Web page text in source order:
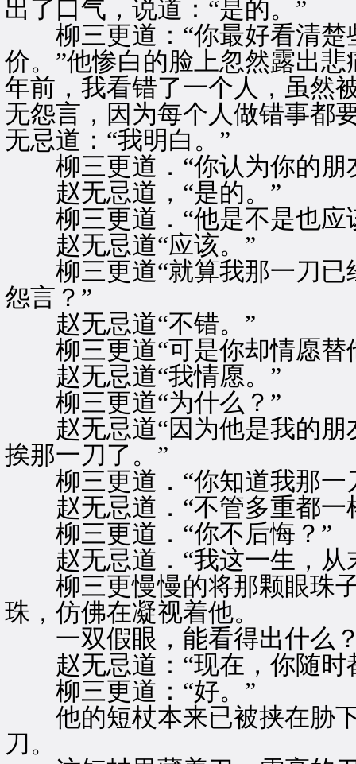
出了口气，说道：“是的。”
柳三更道：“你最好看清楚
价。”他惨白的脸上忽然露出
年前，我看错了一个人，虽然
无怨言，因为每个人做错事都
无忌道：“我明白。”
柳三更道．“你认为你的朋
赵无忌道，“是的。”
柳三更道．“他是不是也应
赵无忌道“应该。”
柳三更道“就算我那一刀已
怨言？”
赵无忌道“不错。”
柳三更道“可是你却情愿替
赵无忌道“我情愿。”
柳三更道“为什么？”
赵无忌道“因为他是我的朋
挨那一刀了。”
柳三更道．“你知道我那一
赵无忌道．“不管多重都一
柳三更道．“你不后悔？”
赵无忌道．“我这一生，从
柳三更慢慢的将那颗眼珠子
珠，仿佛在凝视着他。
一双假眼，能看得出什么
赵无忌道：“现在，你随时
柳三更道：“好。”
他的短杖本来已被挟在胁下
刀。